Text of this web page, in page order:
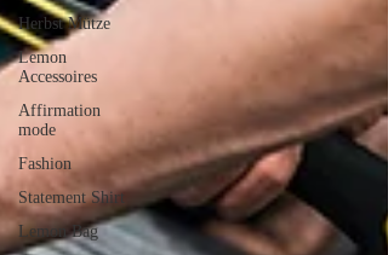
Herbst Mütze
Lemon
Accessoires
Affirmation
mode
Fashion
Statement Shirt
Lemon Bag